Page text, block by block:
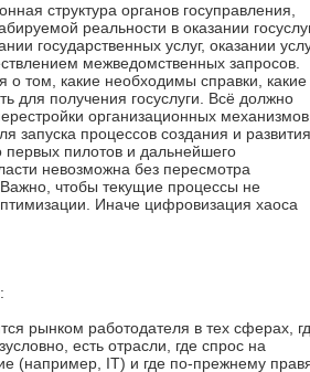
структура органов госуправления,
реальности в оказании
государственных услуг, оказании
межведомственных запросов.
том, какие необходимы справки, какие
для получения госуслуги. Всё должно
организационных механизмов,
запуска процессов создания и развития
первых пилотов и дальнейшего
невозможна без пересмотра
чтобы текущие процессы не
Иначе цифровизация хаоса
рынком работодателя в тех сферах,
есть отрасли, где спрос на
(например, IT) и где по-прежнему